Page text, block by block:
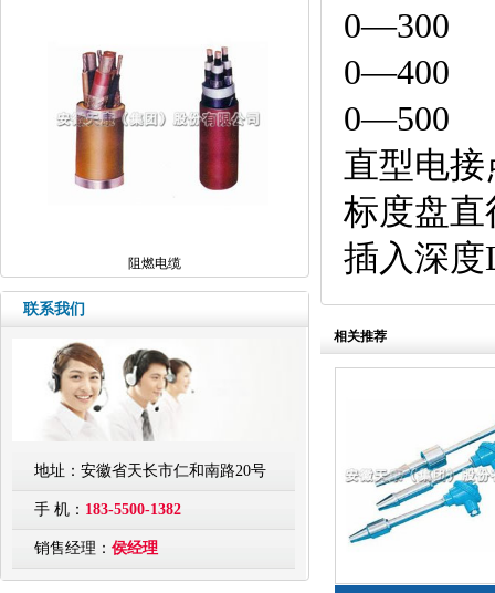
阻燃电缆
联系我们
地址：安徽省天长市仁和南路20号
手 机： 183-5500-1382
销售经理： 侯经理
0—300
0—400
0—500
直型电接
标度盘
插入深度
相关推荐